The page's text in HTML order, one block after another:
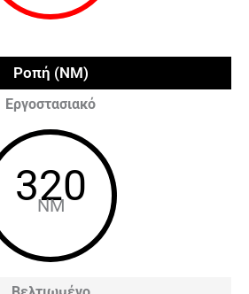
Ροπή (NM)
Εργοστασιακό
320
NM